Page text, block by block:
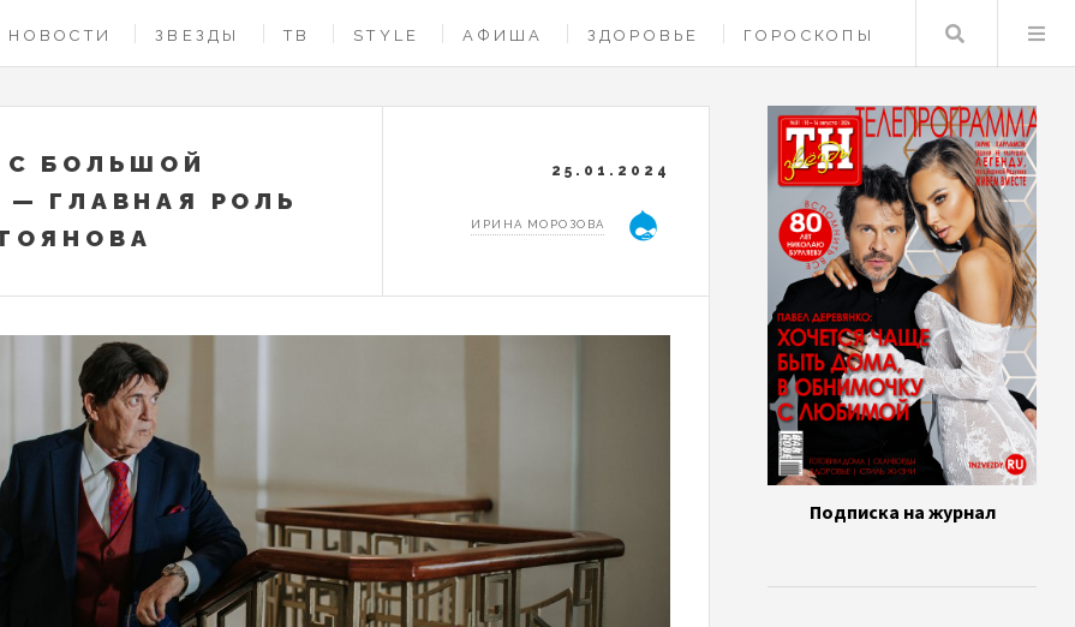
НОВОСТИ ЗВЕЗДЫ ТВ STYLE АФИША ЗДОРОВЬЕ ГОРОСКОПЫ Поиск
С БОЛЬШОЙ
— ГЛАВНАЯ РОЛЬ
25.01.2024
ИРИНА МОРОЗОВА
Подписка на журнал